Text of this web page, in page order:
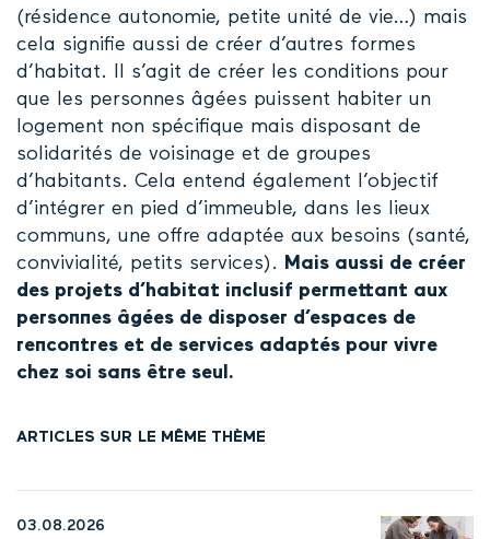
(résidence autonomie, petite unité de vie…) mais
cela signifie aussi de créer d’autres formes
d’habitat. Il s’agit de créer les conditions pour
que les personnes âgées puissent habiter un
logement non spécifique mais disposant de
solidarités de voisinage et de groupes
d’habitants. Cela entend également l’objectif
d’intégrer en pied d’immeuble, dans les lieux
communs, une offre adaptée aux besoins (santé,
convivialité, petits services).
Mais aussi de créer
des projets d’habitat inclusif permettant aux
personnes âgées de disposer d’espaces de
rencontres et de services adaptés pour vivre
chez soi sans être seul.
ARTICLES SUR LE MÊME THÈME
03.08.2026